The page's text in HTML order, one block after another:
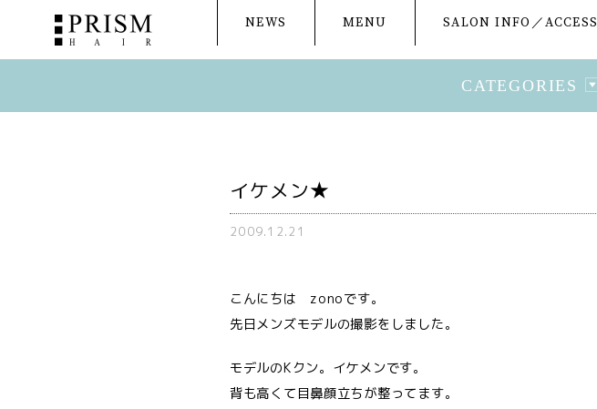
NEWS MENU SALON INFO／ACCESS
CATEGORIES
イケメン★
2009.12.21
こんにちは zonoです。
先日メンズモデルの撮影をしました。
モデルのKクン。イケメンです。
背も高くて目鼻顔立ちが整ってます。